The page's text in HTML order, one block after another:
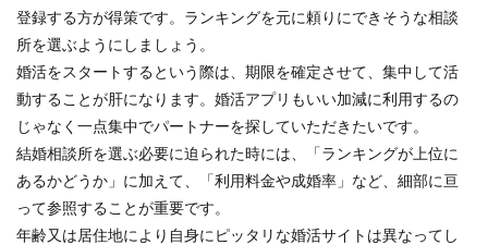
登録する方が得策です。ランキングを元に頼りにできそうな相談
所を選ぶようにしましょう。
婚活をスタートするという際は、期限を確定させて、集中して活
動することが肝になります。婚活アプリもいい加減に利用するの
じゃなく一点集中でパートナーを探していただきたいです。
結婚相談所を選ぶ必要に迫られた時には、「ランキングが上位に
あるかどうか」に加えて、「利用料金や成婚率」など、細部に亘
って参照することが重要です。
年齢又は居住地により自身にピッタリな婚活サイトは異なってし